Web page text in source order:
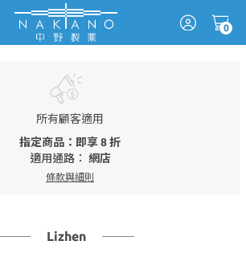
所有顧客適用
指定商品：即享 8 折
適用通路： 網店
條款與細則
Lizhen